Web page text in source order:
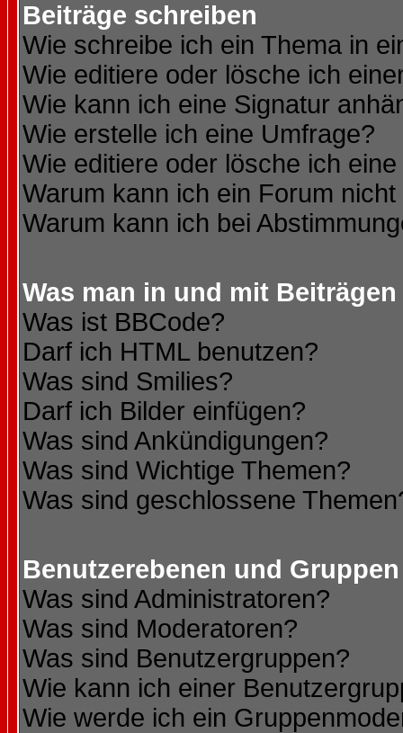
Beiträge schreiben
Wie schreibe ich ein Thema in
Wie editiere oder lösche ich
Wie kann ich eine Signatur
Wie erstelle ich eine Umfrage?
Wie editiere oder lösche ich
Warum kann ich ein Forum
Warum kann ich bei
Was man in und mit
Was ist BBCode?
Darf ich HTML benutzen?
Was sind Smilies?
Darf ich Bilder einfügen?
Was sind Ankündigungen?
Was sind Wichtige Themen?
Was sind geschlossene
Benutzerebenen und Gruppen
Was sind Administratoren?
Was sind Moderatoren?
Was sind Benutzergruppen?
Wie kann ich einer
Wie werde ich ein